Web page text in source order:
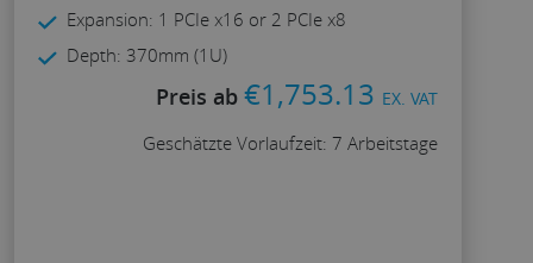
Expansion: 1 PCIe x16 or 2 PCIe x8
Depth: 370mm (1U)
Preis ab €1,753.13 EX. VAT
Geschätzte Vorlaufzeit: 7 Arbeitstage